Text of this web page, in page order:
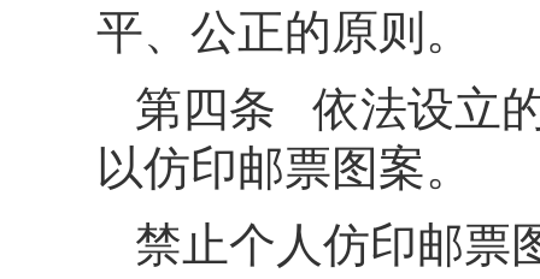
平、公正的原则。
第四条 依法设立
以仿印邮票图案。
禁止个人仿印邮票